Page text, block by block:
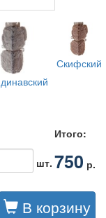
Скифский
шт.
Итого:
750 р.
В корзину